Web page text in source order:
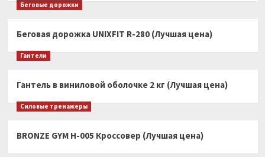
Беговые дорожки
Беговая дорожка UNIXFIT R-280 (Лучшая цена)
Гантели
Гантель в виниловой оболочке 2 кг (Лучшая цена)
Силовые тренажеры
BRONZE GYM H-005 Кроссовер (Лучшая цена)